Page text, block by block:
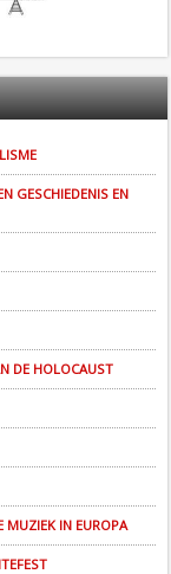
GESCHIEDENIS EN
DE HOLOCAUST
MUZIEK IN EUROPA